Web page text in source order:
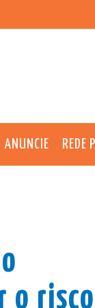
ANUNCIE REDE
o risco